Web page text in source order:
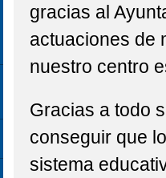
gracias al
actuaciones de
nuestro centro
Gracias a todo
conseguir que
sistema